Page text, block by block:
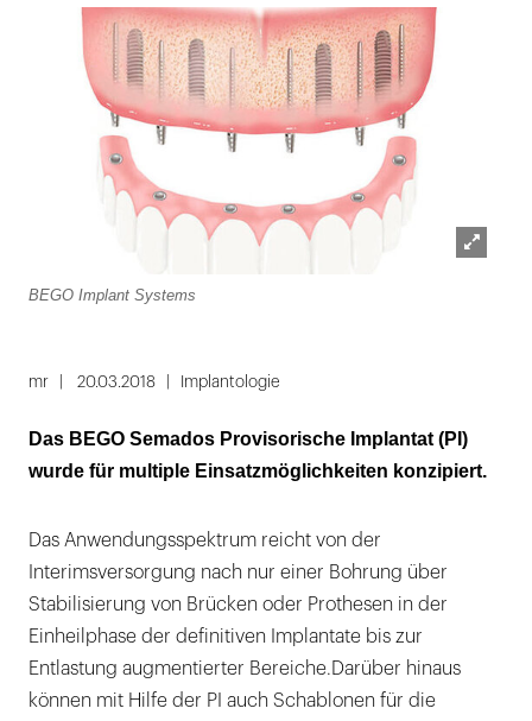
BEGO Implant Systems
mr 20.03.2018 Implantologie
Das BEGO Semados Provisorische Implantat (PI)
wurde für multiple Einsatzmöglichkeiten konzipiert.
Das Anwendungsspektrum reicht von der
Interimsversorgung nach nur einer Bohrung über
Stabilisierung von Brücken oder Prothesen in der
Einheilphase der definitiven Implantate bis zur
Entlastung augmentierter Bereiche.Darüber hinaus
können mit Hilfe der PI auch Schablonen für die